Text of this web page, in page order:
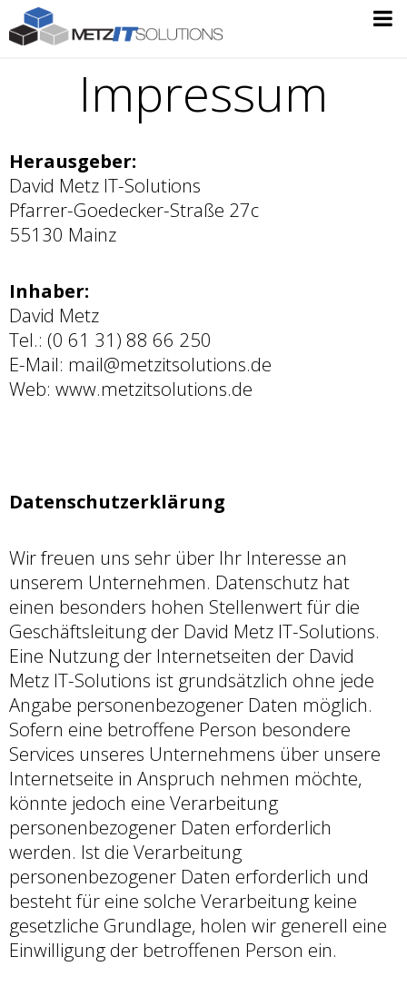

§
Impressum
Herausgeber:
David Metz IT-Solutions
Pfarrer-Goedecker-Straße 27c
55130 Mainz
Inhaber:
David Metz
Tel.: (0 61 31) 88 66 250
E-Mail: mail@metzitsolutions.de
Web: www.metzitsolutions.de
Datenschutzerklärung
Wir freuen uns sehr über Ihr Interesse an
unserem Unternehmen. Datenschutz hat
einen besonders hohen Stellenwert für die
Geschäftsleitung der David Metz IT-Solutions.
Eine Nutzung der Internetseiten der David
Metz IT-Solutions ist grundsätzlich ohne jede
Angabe personenbezogener Daten möglich.
Sofern eine betroffene Person besondere
Services unseres Unternehmens über unsere
Internetseite in Anspruch nehmen möchte,
könnte jedoch eine Verarbeitung
personenbezogener Daten erforderlich
werden. Ist die Verarbeitung
personenbezogener Daten erforderlich und
besteht für eine solche Verarbeitung keine
gesetzliche Grundlage, holen wir generell eine
Einwilligung der betroffenen Person ein.